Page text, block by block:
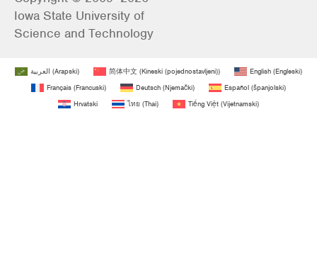
Iowa State University of
Science and Technology
العربية (Arapski) 简体中文 (Kineski (pojednostavljeni)) English (Engleski)
Français (Francuski) Deutsch (Njemački) Español (španjolski)
Hrvatski
ไทย (Thai) Tiếng Việt (Vijetnamski)